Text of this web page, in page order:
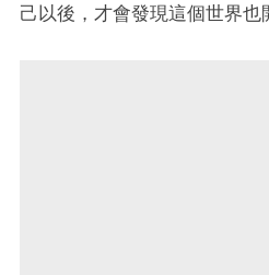
己以後，才會發現這個世界也